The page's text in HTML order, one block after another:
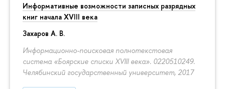
Информативные возможности записных разрядных
книг начала XVIII века
Захаров А. В.
Информационно-поисковая полнотекстовая
система «Боярские списки XVIII века». 0220510249.
Челябинский государственный университет, 2017